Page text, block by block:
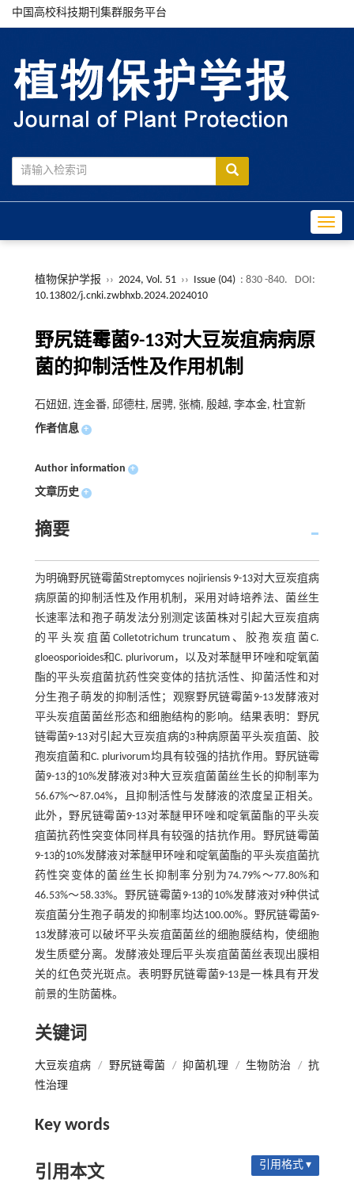
中国高校科技期刊集群服务平台
植物保护学报 ›› 2024, Vol. 51 ›› Issue (04) : 830 -840.
DOI:
10.13802/j.cnki.zwbhxb.2024.2024010
野尻链霉菌9-13对大豆炭疽病病原
菌的抑制活性及作用机制
石妞妞, 连金番, 邱德柱, 居骋, 张楠, 殷越, 李本金, 杜宜新
作者信息 +
Author information +
文章历史 +
摘要
为明确野尻链霉菌Streptomyces nojiriensis 9-13对大豆炭疽病
病原菌的抑制活性及作用机制，采用对峙培养法、菌丝生
长速率法和孢子萌发法分别测定该菌株对引起大豆炭疽病
的平头炭疽菌Colletotrichum truncatum、胶孢炭疽菌C.
gloeosporioides和C. plurivorum，以及对苯醚甲环唑和啶氧菌
酯的平头炭疽菌抗药性突变体的拮抗活性、抑菌活性和对
分生孢子萌发的抑制活性；观察野尻链霉菌9-13发酵液对
平头炭疽菌菌丝形态和细胞结构的影响。结果表明：野尻
链霉菌9-13对引起大豆炭疽病的3种病原菌平头炭疽菌、胶
孢炭疽菌和C. plurivorum均具有较强的拮抗作用。野尻链霉
菌9-13的10%发酵液对3种大豆炭疽菌菌丝生长的抑制率为
56.67%～87.04%，且抑制活性与发酵液的浓度呈正相关。
此外，野尻链霉菌9-13对苯醚甲环唑和啶氧菌酯的平头炭
疽菌抗药性突变体同样具有较强的拮抗作用。野尻链霉菌
9-13的10%发酵液对苯醚甲环唑和啶氧菌酯的平头炭疽菌抗
药性突变体的菌丝生长抑制率分别为74.79%～77.80%和
46.53%～58.33%。野尻链霉菌9-13的10%发酵液对9种供试
炭疽菌分生孢子萌发的抑制率均达100.00%。野尻链霉菌9-
13发酵液可以破坏平头炭疽菌菌丝的细胞膜结构，使细胞
发生质壁分离。发酵液处理后平头炭疽菌菌丝表现出膜相
关的红色荧光斑点。表明野尻链霉菌9-13是一株具有开发
前景的生防菌株。
关键词
大豆炭疽病 / 野尻链霉菌 / 抑菌机理 / 生物防治 / 抗
性治理
Key words
引用本文 引用格式 ▾